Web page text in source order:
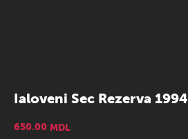
Ialoveni Sec Rezerva 1994
650.00 MDL